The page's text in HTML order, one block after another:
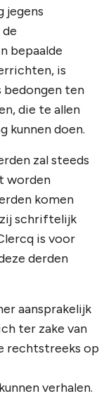
jegens
bepaalde
is
bedongen ten
die te allen
kunnen doen.
zal steeds
worden
komen
schriftelijk
is voor
derden
aansprakelijk
ter zake van
rechtstreeks op
verhalen.